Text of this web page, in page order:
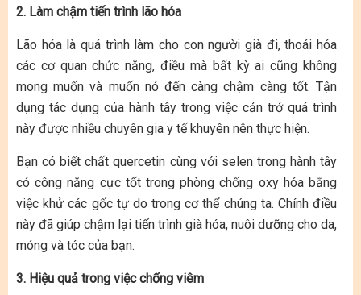
2. Làm chậm tiến trình lão hóa
Lão hóa là quá trình làm cho con người già đi, thoái hóa
các cơ quan chức năng, điều mà bất kỳ ai cũng không
mong muốn và muốn nó đến càng chậm càng tốt. Tận
dụng tác dụng của hành tây trong việc cản trở quá trình
này được nhiều chuyên gia y tế khuyên nên thực hiện.
Bạn có biết chất quercetin cùng với selen trong hành tây
có công năng cực tốt trong phòng chống oxy hóa bằng
việc khử các gốc tự do trong cơ thể chúng ta. Chính điều
này đã giúp chậm lại tiến trình già hóa, nuôi dưỡng cho da,
móng và tóc của bạn.
3. Hiệu quả trong việc chống viêm